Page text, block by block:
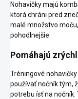
Nohavičky majú
ktorá chráni pred
malé množstvo
pohodlnejšie.
Pomáhajú
Tréningové
používať nočník tým,
potrebu ísť na